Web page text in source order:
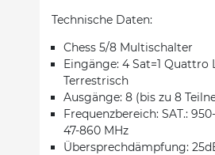
Technische Daten:
Chess 5/8 Multischalter
Eingänge: 4 Sat=1 Quattro
Terrestrisch
Ausgänge: 8 (bis zu 8
Frequenzbereich: SAT.:
47-860 MHz
Übersprechdämpfung: